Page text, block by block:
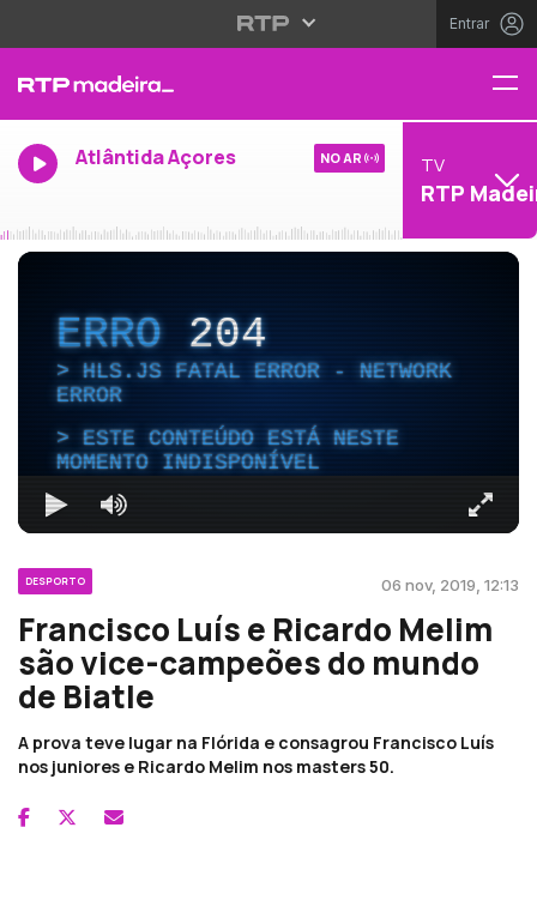
Entrar
Atlântida Açores NO AR TV
RTP
ERRO204
HLS.JS FATAL ERROR - NETWORK
ERROR
ESTE CONTEÚDO ESTÁ NESTE
MOMENTO INDISPONÍVEL
DESPORTO 06 nov, 2019, 12:13
Francisco Luís e Ricardo Melim
são vice-campeões do mundo
de Biatle
A prova teve lugar na Flórida e consagrou Francisco Luís
nos juniores e Ricardo Melim nos masters 50.